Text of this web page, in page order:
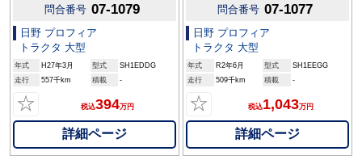
問合番号 07-1079
日野 プロフィア
トラクタ 大型
年式 H27年3月 型式
SH1EDDG
走行
557千km 積載 -
☆ 税込394万円
詳細ページ
問合番号 07-1077
日野 プロフィア
トラクタ 大型
年式 R2年6月 型式
SH1EEGG
走行
509千km 積載 -
☆ 税込1,043万円
詳細ページ